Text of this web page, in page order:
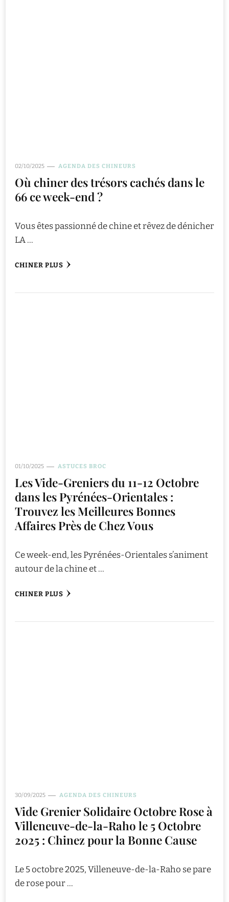
02/10/2025 AGENDA DES CHINEURS
Où chiner des trésors cachés dans le
66 ce week-end ?
Vous êtes passionné de chine et rêvez de dénicher
LA …
CHINER PLUS
01/10/2025 ASTUCES BROC
Les Vide-Greniers du 11-12 Octobre
dans les Pyrénées-Orientales :
Trouvez les Meilleures Bonnes
Affaires Près de Chez Vous
Ce week-end, les Pyrénées-Orientales s’animent
autour de la chine et …
CHINER PLUS
30/09/2025 AGENDA DES CHINEURS
Vide Grenier Solidaire Octobre Rose à
Villeneuve-de-la-Raho le 5 Octobre
2025 : Chinez pour la Bonne Cause
Le 5 octobre 2025, Villeneuve-de-la-Raho se pare
de rose pour …